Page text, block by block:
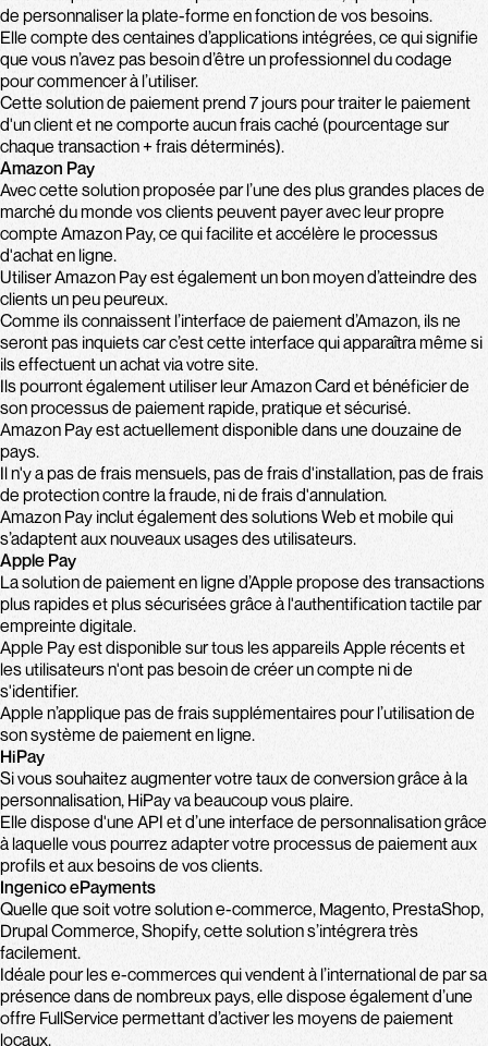
de personnaliser la plate-forme en fonction de vos besoins.
Elle compte des centaines d’applications intégrées, ce qui signifie
que vous n’avez pas besoin d’être un professionnel du codage
pour commencer à l’utiliser.
Cette solution de paiement prend 7 jours pour traiter le paiement
d'un client et ne comporte aucun frais caché (pourcentage sur
chaque transaction + frais déterminés).
Amazon Pay
Avec cette solution proposée par l’une des plus grandes places de
marché du monde vos clients peuvent payer avec leur propre
compte Amazon Pay, ce qui facilite et accélère le processus
d'achat en ligne.
Utiliser Amazon Pay est également un bon moyen d’atteindre des
clients un peu peureux.
Comme ils connaissent l’interface de paiement d’Amazon, ils ne
seront pas inquiets car c’est cette interface qui apparaîtra même si
ils effectuent un achat via votre site.
Ils pourront également utiliser leur Amazon Card et bénéficier de
son processus de paiement rapide, pratique et sécurisé.
Amazon Pay est actuellement disponible dans une douzaine de
pays.
Il n'y a pas de frais mensuels, pas de frais d'installation, pas de frais
de protection contre la fraude, ni de frais d'annulation.
Amazon Pay inclut également des solutions Web et mobile qui
s’adaptent aux nouveaux usages des utilisateurs.
Apple Pay
La solution de paiement en ligne d’Apple propose des transactions
plus rapides et plus sécurisées grâce à l'authentification tactile par
empreinte digitale.
Apple Pay est disponible sur tous les appareils Apple récents et
les utilisateurs n'ont pas besoin de créer un compte ni de
s'identifier.
Apple n’applique pas de frais supplémentaires pour l’utilisation de
son système de paiement en ligne.
HiPay
Si vous souhaitez augmenter votre taux de conversion grâce à la
personnalisation, HiPay va beaucoup vous plaire.
Elle dispose d'une API et d’une interface de personnalisation grâce
à laquelle vous pourrez adapter votre processus de paiement aux
profils et aux besoins de vos clients.
Ingenico ePayments
Quelle que soit votre solution e-commerce, Magento, PrestaShop,
Drupal Commerce, Shopify, cette solution s’intégrera très
facilement.
Idéale pour les e-commerces qui vendent à l’international de par sa
présence dans de nombreux pays, elle dispose également d’une
offre FullService permettant d’activer les moyens de paiement
locaux.